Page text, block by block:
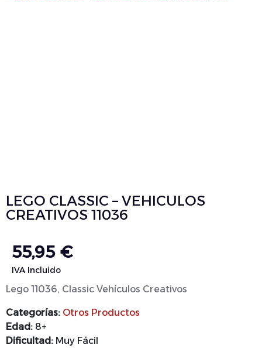
LEGO CLASSIC – VEHICULOS
CREATIVOS 11036
55,95 €
IVA Incluido
Lego 11036, Classic Vehículos Creativos
Categorías: Otros Productos
Edad: 8+
Dificultad: Muy Fácil